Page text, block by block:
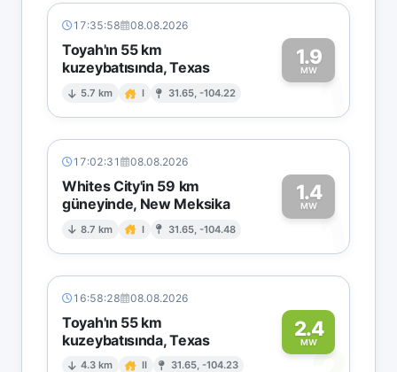
17:35:58 08.08.2026
Toyah'ın 55 km
kuzeybatısında, Texas
5.7 km I 31.65, -104.22
1.9
MW1
17:02:31 08.08.2026
Whites City'in 59 km
güneyinde, New Meksika
8.7 km I 31.65, -104.48
1.4
MW1
16:58:28 08.08.2026
Toyah'ın 55 km
kuzeybatısında, Texas
4.3 km II 31.65, -104.23
2.4
MW